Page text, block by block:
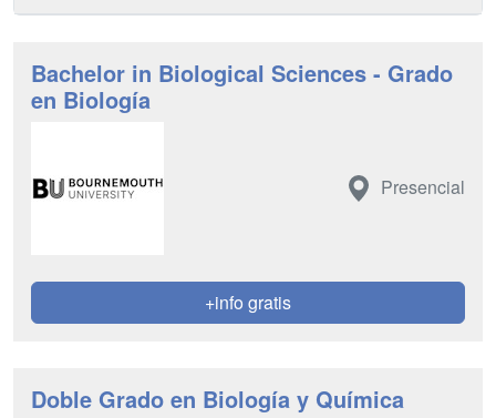
Bachelor in Biological Sciences - Grado
en Biología
Presencial
+info gratis
Doble Grado en Biología y Química